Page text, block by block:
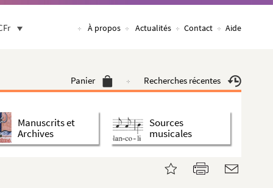
À propos Actualités Contact Aide
Panier Recherches récentes
Manuscrits et
Archives
Sources
musicales